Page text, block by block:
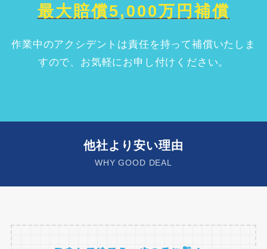
最大賠償5,000万円補償
作業中のアクシデントは責任を持って補償いたしま
すので、お気軽にお申し付けください。
他社より安い理由
WHY GOOD DEAL